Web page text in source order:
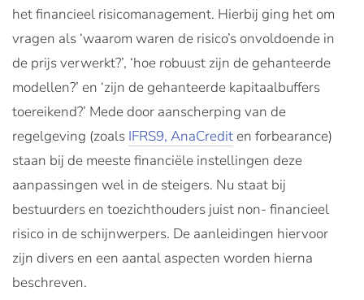
het financieel risicomanagement. Hierbij ging het om
vragen als ‘waarom waren de risico’s onvoldoende in
de prijs verwerkt?’, ‘hoe robuust zijn de gehanteerde
modellen?’ en ‘zijn de gehanteerde kapitaalbuffers
toereikend?’ Mede door aanscherping van de
regelgeving (zoals IFRS9, AnaCredit en forbearance)
staan bij de meeste financiële instellingen deze
aanpassingen wel in de steigers. Nu staat bij
bestuurders en toezichthouders juist non- financieel
risico in de schijnwerpers. De aanleidingen hiervoor
zijn divers en een aantal aspecten worden hierna
beschreven.